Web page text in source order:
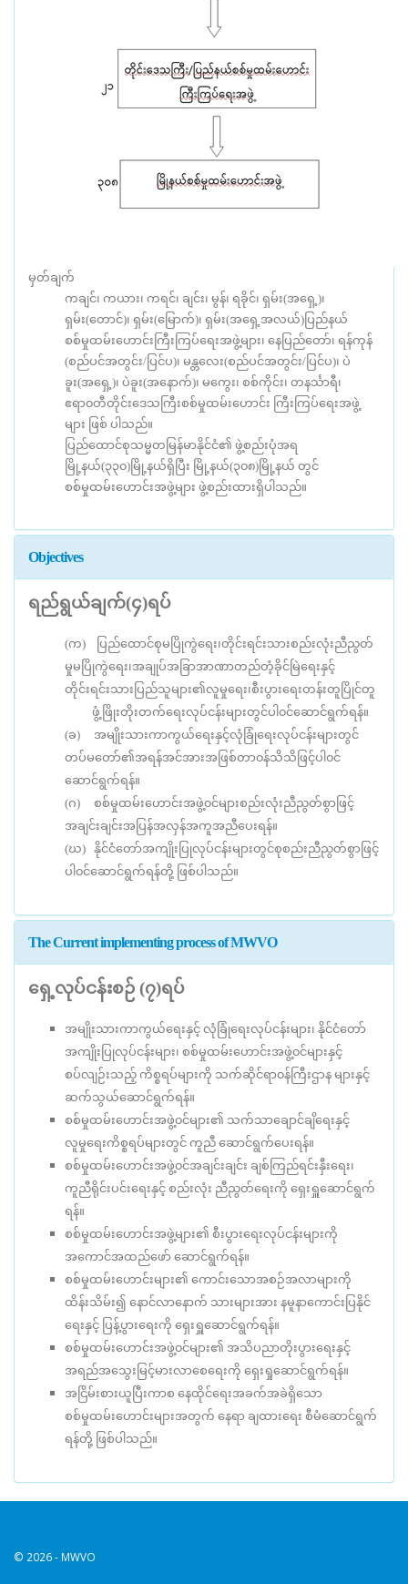
မှတ်ချက်
ကချင်၊ ကယား၊ ကရင်၊ ချင်း၊ မွန်၊ ရခိုင်၊ ရှမ်း(အရှေ့)၊
ရှမ်း(တောင်)၊ ရှမ်း(မြောက်)၊ ရှမ်း(အရှေ့အလယ်)ပြည်နယ်
စစ်မှုထမ်းဟောင်းကြီးကြပ်ရေးအဖွဲ့များ၊ နေပြည်တော်၊ ရန်ကုန်
(စည်ပင်အတွင်း/ပြင်ပ)၊ မန္တလေး(စည်ပင်အတွင်း/ပြင်ပ)၊ ပဲ
ခူး(အရှေ့)၊ ပဲခူး(အနောက်)၊ မကွေး၊ စစ်ကိုင်း၊ တနင်္သာရီ၊
ဧရာ၀တီတိုင်းဒေသကြီးစစ်မှုထမ်းဟောင်း ကြီးကြပ်ရေးအဖွဲ့
များ ဖြစ် ပါသည်။
ပြည်ထောင်စုသမ္မတမြန်မာနိုင်ငံ၏ ဖွဲ့စည်းပုံအရ
မြို့နယ်(၃၃၀)မြို့နယ်ရှိပြီး မြို့နယ်(၃၀၈)မြို့နယ် တွင်
စစ်မှုထမ်းဟောင်းအဖွဲ့များ ဖွဲ့စည်းထားရှိပါသည်။
Objectives
ရည်ရွယ်ချက်(၄)ရပ်
(က) ပြည်ထောင်စုမပြိုကွဲရေး၊တိုင်းရင်းသားစည်းလုံးညီညွတ်
မှုမပြိုကွဲရေး၊အချုပ်အခြာအာဏာတည်တံ့ခိုင်မြဲရေးနှင့်
တိုင်းရင်းသားပြည်သူများ၏လူမှုရေး၊စီးပွားရေးတန်းတူပြိုင်တူ
ဖွံ့ဖြိုးတိုးတက်ရေးလုပ်ငန်းများတွင်ပါ၀င်ဆောင်ရွက်ရန်။
(ခ) အမျိုးသားကာကွယ်ရေးနှင့်လုံခြုံရေးလုပ်ငန်းများတွင်
တပ်မတော်၏အရန်အင်အားအဖြစ်တာ၀န်သိသိဖြင့်ပါ၀င်
ဆောင်ရွက်ရန်။
(ဂ) စစ်မှုထမ်းဟောင်းအဖွဲ့၀င်များစည်းလုံးညီညွတ်စွာဖြင့်
အချင်းချင်းအပြန်အလှန်အကူအညီပေးရန်။
(ဃ) နိုင်ငံတော်အကျိုးပြုလုပ်ငန်းများတွင်စုစည်းညီညွတ်စွာဖြင့်
ပါ၀င်ဆောင်ရွက်ရန်တို့ ဖြစ်ပါသည်။
The Current implementing process of MWVO
ရှေ့လုပ်ငန်းစဉ် (၇)ရပ်
အမျိုးသားကာကွယ်ရေးနှင့် လုံခြုံရေးလုပ်ငန်းများ၊ နိုင်ငံတော်
အကျိုးပြုလုပ်ငန်းများ၊ စစ်မှုထမ်းဟောင်းအဖွဲ့၀င်များနှင့်
စပ်လျဉ်းသည့် ကိစ္စရပ်များကို သက်ဆိုင်ရာ၀န်ကြီးဌာန များနှင့်
ဆက်သွယ်ဆောင်ရွက်ရန်။
စစ်မှုထမ်းဟောင်းအဖွဲ့၀င်များ၏ သက်သာချောင်ချိရေးနှင့်
လူမှုရေးကိစ္စရပ်များတွင် ကူညီ ဆောင်ရွက်ပေးရန်။
စစ်မှုထမ်းဟောင်းအဖွဲ့၀င်အချင်းချင်း ချစ်ကြည်ရင်းနှီးရေး၊
ကူညီရိုင်းပင်းရေးနှင့် စည်းလုံး ညီညွတ်ရေးကို ရှေးရှူဆောင်ရွက်
ရန်။
စစ်မှုထမ်းဟောင်းအဖွဲ့များ၏ စီးပွားရေးလုပ်ငန်းများကို
အကောင်အထည်ဖော် ဆောင်ရွက်ရန်။
စစ်မှုထမ်းဟောင်းများ၏ ကောင်းသောအစဉ်အလာများကို
ထိန်းသိမ်း၍ နောင်လာနောက် သားများအား နမူနာကောင်းပြနိုင်
ရေးနှင့် ပြန့်ပွားရေးကို ရှေးရှူဆောင်ရွက်ရန်။
စစ်မှုထမ်းဟောင်းအဖွဲ့၀င်များ၏ အသိပညာတိုးပွားရေးနှင့်
အရည်အသွေးမြင့်မားလာစေရေးကို ရှေးရှုဆောင်ရွက်ရန်။
အငြိမ်းစားယူပြီးကာစ နေထိုင်ရေးအခက်အခဲရှိသော
စစ်မှုထမ်းဟောင်းများအတွက် နေရာ ချထားရေး စီမံဆောင်ရွက်
ရန်တို့ ဖြစ်ပါသည်။
© 2026 - MWVO